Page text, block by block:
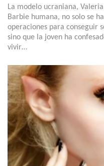
La modelo ucraniana,
Barbie humana, no solo se
operaciones para conseguir
sino que la joven ha
vivir…